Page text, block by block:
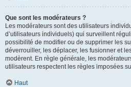
Que sont les modérateurs ?
Les modérateurs sont des utilisateurs
d’utilisateurs individuels) qui surveillent
possibilité de modifier ou de supprimer les
déverrouiller, les déplacer, les fusionner et
modèrent. En règle générale, les
utilisateurs respectent les règles imposées
Haut